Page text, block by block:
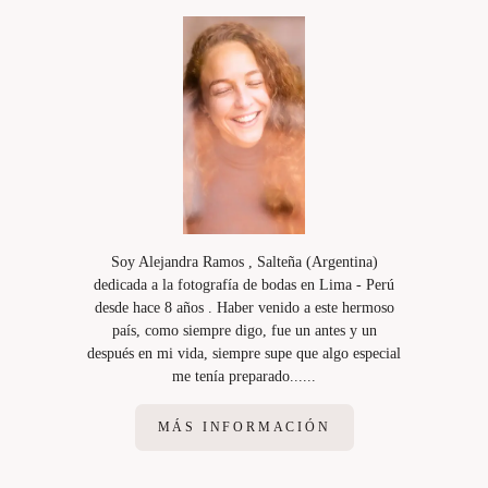
Soy Alejandra Ramos , Salteña (Argentina)
dedicada a la fotografía de bodas en Lima - Perú
desde hace 8 años . Haber venido a este hermoso
país, como siempre digo, fue un antes y un
después en mi vida, siempre supe que algo especial
me tenía preparado......
MÁS INFORMACIÓN